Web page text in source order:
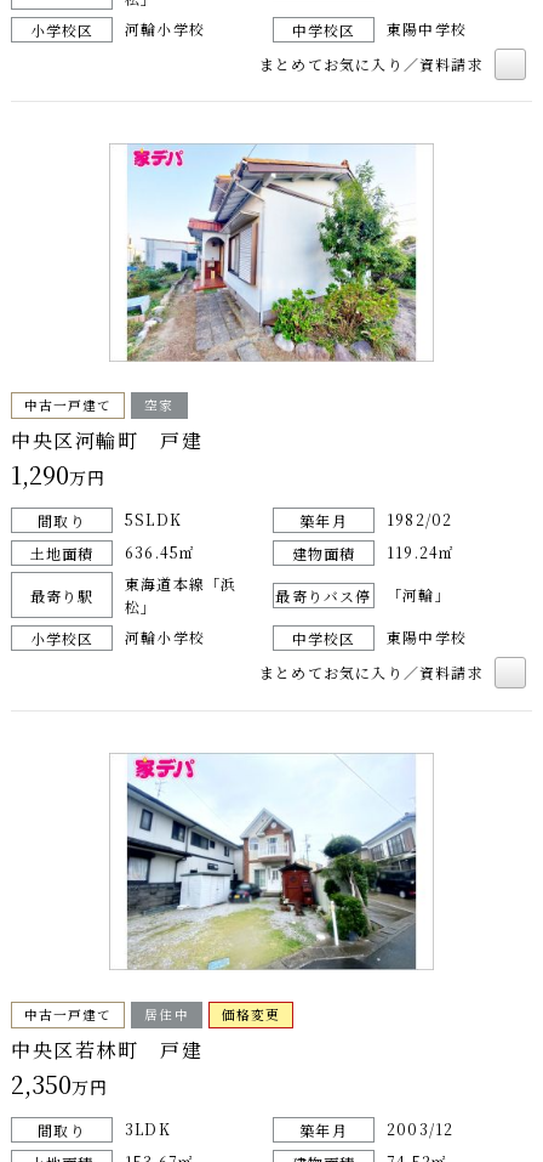
小学校区 河輪小学校 中学校区
東陽中学校
まとめてお気に入り／資料請求
中古一戸建て 空家
中央区河輪町 戸建
1,290万円
間取り 5SLDK 築年月
1982/02
土地面積
636.45㎡ 建物面積 119.24㎡
最寄り駅
東海道本線「浜
松」
最寄りバス停 「河輪」
小学校区 河輪小学校 中学校区
東陽中学校
まとめてお気に入り／資料請求
中古一戸建て 居住中 価格変更
中央区若林町 戸建
2,350万円
間取り 3LDK 築年月
2003/12